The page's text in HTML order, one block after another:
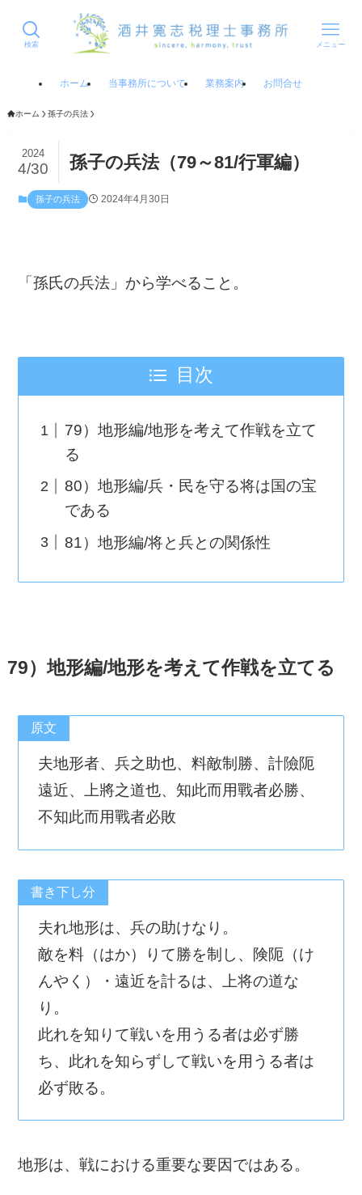
検索 メニュー
ホーム 当事務所について 業務案内 お問合せ
ホーム 孫子の兵法
孫子の兵法（79～81/行軍編）
2024
4/30
孫子の兵法 2024年4月30日
「孫氏の兵法」から学べること。
目次
79）地形編/地形を考えて作戦を立て
る
80）地形編/兵・民を守る将は国の宝
である
81）地形編/将と兵との関係性
79）地形編/地形を考えて作戦を立てる
原文
夫地形者、兵之助也、料敵制勝、計險阨
遠近、上將之道也、知此而用戰者必勝、
不知此而用戰者必敗
書き下し分
夫れ地形は、兵の助けなり。
敵を料（はか）りて勝を制し、険阨（け
んやく）・遠近を計るは、上将の道な
り。
此れを知りて戦いを用うる者は必ず勝
ち、此れを知らずして戦いを用うる者は
必ず敗る。
地形は、戦における重要な要因ではある。